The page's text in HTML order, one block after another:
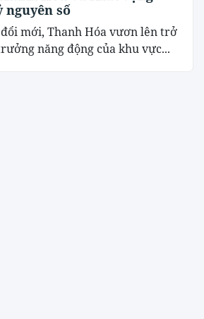
số
đổi mới, Thanh Hóa vươn lên trở
năng động của khu vực...